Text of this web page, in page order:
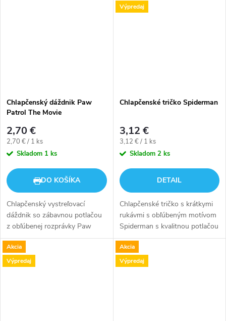
Chlapčenský dáždnik Paw
Patrol The Movie
2,70 €
Jednotková
cena:
2,70 € / 1 ks
Skladom 1 ks
DO KOŠÍKA
Chlapčenský vystreľovací
dáždnik so zábavnou potlačou
z obľúbenej rozprávky Paw
Patrol - Labková patrola
Výpredaj
Chlapčenské tričko Spiderman
3,12 €
Jednotková
cena:
3,12 € / 1 ks
Skladom 2 ks
DETAIL
Chlapčenské tričko s krátkymi
rukávmi s obľúbeným motívom
Spiderman s kvalitnou potlačou
na prednej strane.
Akcia
Výpredaj
Akcia
Výpredaj